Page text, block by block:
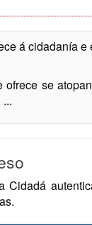
á cidadanía
ofrece se
Cidadá